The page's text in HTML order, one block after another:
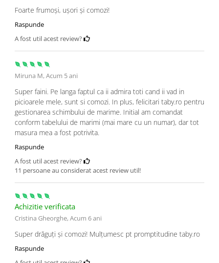
Foarte frumoși, ușori și comozi!
Raspunde
A fost util acest review?
Miruna M,Acum 5 ani
Super faini. Pe langa faptul ca ii admira toti cand ii vad in
picioarele mele, sunt si comozi. In plus, felicitari taby.ro pentru
gestionarea schimbului de marime. Initial am comandat
conform tabelului de marimi (mai mare cu un numar), dar tot
masura mea a fost potrivita.
Raspunde
A fost util acest review?
11 persoane au considerat acest review util!
Achizitie verificata
Cristina Gheorghe,Acum 6 ani
Super drăguți și comozi! Mulțumesc pt promptitudine taby.ro
Raspunde